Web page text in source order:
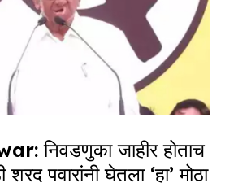
निवडणुका जाहीर होताच
शरद पवारांनी घेतला ‘हा’ मोठा